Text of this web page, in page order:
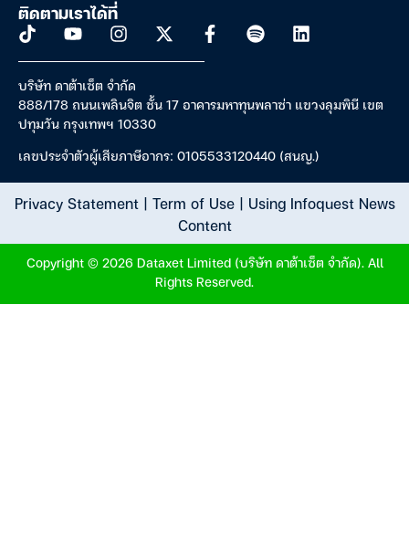
ติดตามเราได้ที่
บริษัท ดาต้าเซ็ต จำกัด
888/178 ถนนเพลินจิต ชั้น 17 อาคารมหาทุนพลาซ่า แขวงลุมพินี เขต
ปทุมวัน กรุงเทพฯ 10330
เลขประจำตัวผู้เสียภาษีอากร: 0105533120440 (สนญ.)
Privacy Statement| Term of Use| Using Infoquest News
Content
Copyright © 2026 Dataxet Limited (บริษัท ดาต้าเซ็ต จำกัด). All
Rights Reserved.